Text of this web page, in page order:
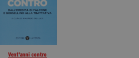
Vent'anni contro